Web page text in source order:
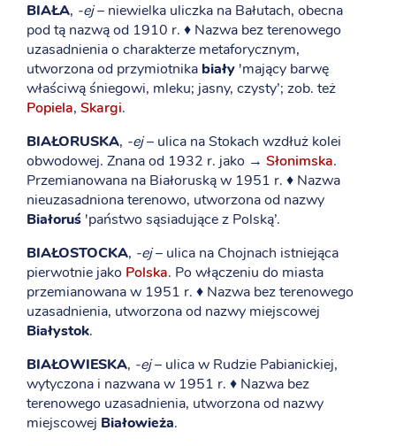
BIAŁA, -ej– niewielka uliczka na Bałutach, obecna
pod tą nazwą od 1910 r. ♦ Nazwa bez terenowego
uzasadnienia o charakterze metaforycznym,
utworzona od przymiotnika biały 'mający barwę
właściwą śniegowi, mleku; jasny, czysty’; zob. też
Popiela, Skargi.
BIAŁORUSKA, -ej– ulica na Stokach wzdłuż kolei
obwodowej. Znana od 1932 r. jako → Słonimska.
Przemianowana na Białoruską w 1951 r. ♦ Nazwa
nieuzasadniona terenowo, utworzona od nazwy
Białoruś 'państwo sąsiadujące z Polską’.
BIAŁOSTOCKA, -ej– ulica na Chojnach istniejąca
pierwotnie jako Polska. Po włączeniu do miasta
przemianowana w 1951 r. ♦ Nazwa bez terenowego
uzasadnienia, utworzona od nazwy miejscowej
Białystok.
BIAŁOWIESKA, -ej– ulica w Rudzie Pabianickiej,
wytyczona i nazwana w 1951 r. ♦ Nazwa bez
terenowego uzasadnienia, utworzona od nazwy
miejscowej Białowieża.